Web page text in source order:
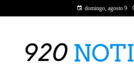
domingo, agosto 9